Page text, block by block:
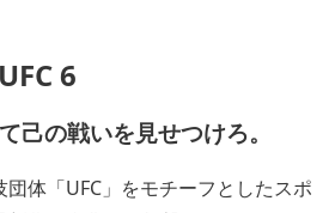
6
己の戦いを見せつけろ。
体「UFC」をモチーフとしたスポ